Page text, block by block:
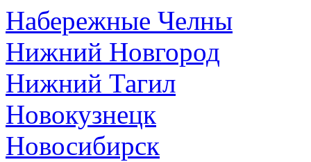
Набережные Челны
Нижний Новгород
Нижний Тагил
Новокузнецк
Новосибирск